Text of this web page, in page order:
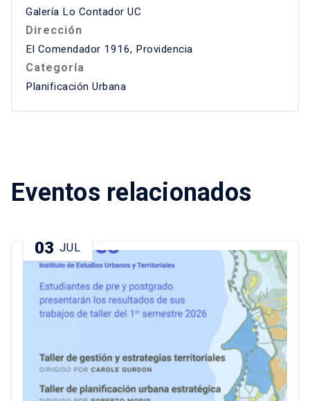
Galería Lo Contador UC
Dirección
El Comendador 1916, Providencia
Categoría
Planificación Urbana
Eventos relacionados
03 JUL